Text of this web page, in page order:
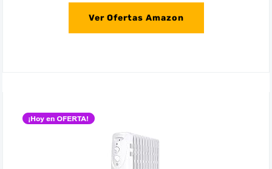
Ver Ofertas Amazon